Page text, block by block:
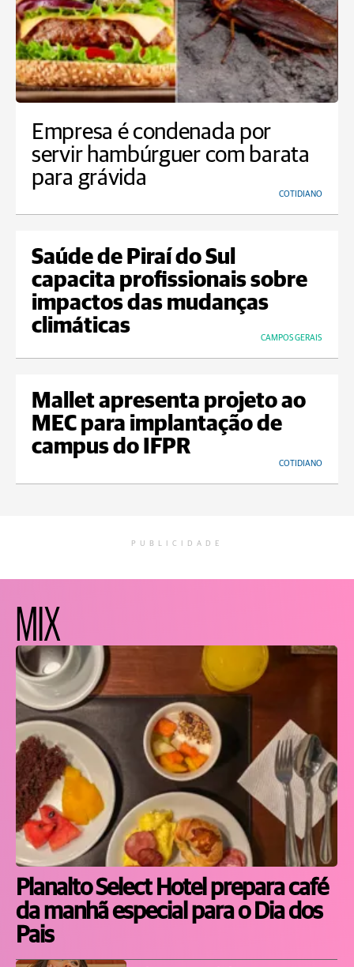
Empresa é condenada por
servir hambúrguer com barata
para grávida
COTIDIANO
Saúde de Piraí do Sul
capacita profissionais sobre
impactos das mudanças
climáticas
CAMPOS GERAIS
Mallet apresenta projeto ao
MEC para implantação de
campus do IFPR
COTIDIANO
PUBLICIDADE
MIX
Planalto Select Hotel prepara café
da manhã especial para o Dia dos
Pais